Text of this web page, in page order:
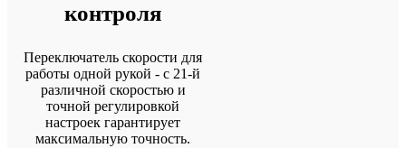
контроля
Переключатель скорости для
работы одной рукой - с 21-й
различной скоростью и
точной регулировкой
настроек гарантирует
максимальную точность.